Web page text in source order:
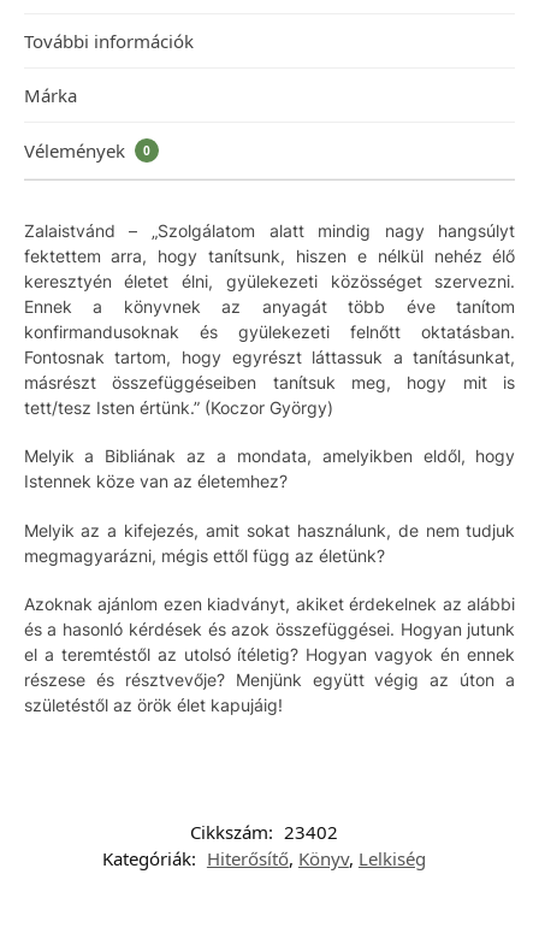
További információk
Márka
Vélemények 0
Zalaistvánd – „Szolgálatom alatt mindig nagy hangsúlyt
fektettem arra, hogy tanítsunk, hiszen e nélkül nehéz élő
keresztyén életet élni, gyülekezeti közösséget szervezni.
Ennek a könyvnek az anyagát több éve tanítom
konfirmandusoknak és gyülekezeti felnőtt oktatásban.
Fontosnak tartom, hogy egyrészt láttassuk a tanításunkat,
másrészt összefüggéseiben tanítsuk meg, hogy mit is
tett/tesz Isten értünk.” (Koczor György)
Melyik a Bibliának az a mondata, amelyikben eldől, hogy
Istennek köze van az életemhez?
Melyik az a kifejezés, amit sokat használunk, de nem tudjuk
megmagyarázni, mégis ettől függ az életünk?
Azoknak ajánlom ezen kiadványt, akiket érdekelnek az alábbi
és a hasonló kérdések és azok összefüggései. Hogyan jutunk
el a teremtéstől az utolsó ítéletig? Hogyan vagyok én ennek
részese és résztvevője? Menjünk együtt végig az úton a
születéstől az örök élet kapujáig!
Cikkszám: 23402
Kategóriák: Hiterősítő, Könyv, Lelkiség